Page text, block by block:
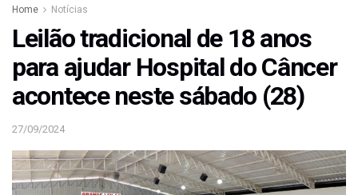
Home Notícias
Leilão tradicional de 18 anos
para ajudar Hospital do Câncer
acontece neste sábado (28)
27/09/2024